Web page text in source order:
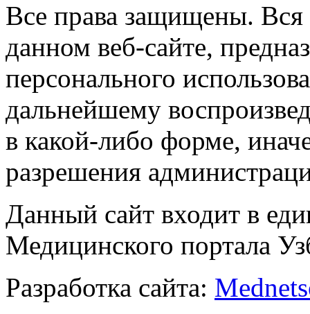
Все права защищены.
данном веб-сайте,
персонального
дальнейшему
в какой-либо форме,
разрешения
Данный сайт входит в
Медицинского портала
Разработка сайта: